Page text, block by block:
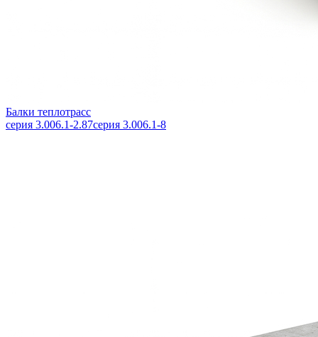
Балки теплотрасс
серия 3.006.1-2.87серия 3.006.1-8